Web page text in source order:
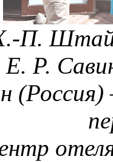
П.
Е. Р.
(Россия)